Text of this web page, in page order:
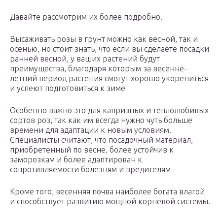
Давайте рассмотрим их более подробно.
Высаживать розы в грунт можно как весной, так и
осенью, но стоит знать, что если вы сделаете посадки
ранней весной, у ваших растений будут
преимущества, благодаря которым за весенне-
летний период растения смогут хорошо укорениться
и успеют подготовиться к зиме
Особенно важно это для капризных и теплолюбивых
сортов роз, так как им всегда нужно чуть больше
времени для адаптации к новым условиям.
Специалисты считают, что посадочный материал,
приобретенный по весне, более устойчив к
заморозкам и более адаптирован к
сопротивляемости болезням и вредителям
Кроме того, весенняя почва наиболее богата влагой
и способствует развитию мощной корневой системы.